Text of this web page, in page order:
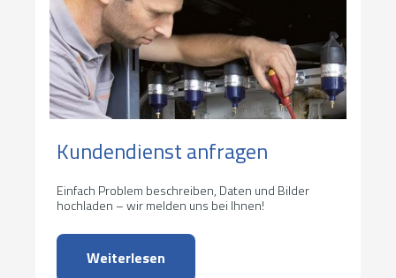
Kundendienst anfragen
Einfach Problem beschreiben, Daten und Bilder
hochladen – wir melden uns bei Ihnen!
Weiterlesen